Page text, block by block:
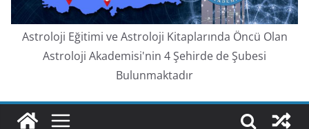
Astroloji Eğitimi ve Astroloji Kitaplarında Öncü Olan
Astroloji Akademisi'nin 4 Şehirde de Şubesi
Bulunmaktadır